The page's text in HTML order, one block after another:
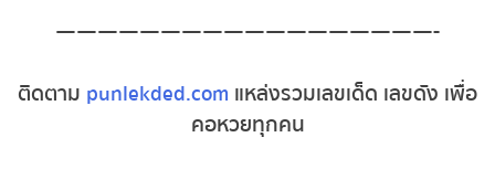
หวยหุ้นอินเดีย
——————————————————-
ติดตาม punlekded.com แหล่งรวมเลขเด็ด เลขดัง เพื่อ
คอหวยทุกคน